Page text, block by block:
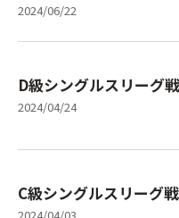
2024/06/22
D級シングルスリーグ
2024/04/24
C級シングルスリーグ